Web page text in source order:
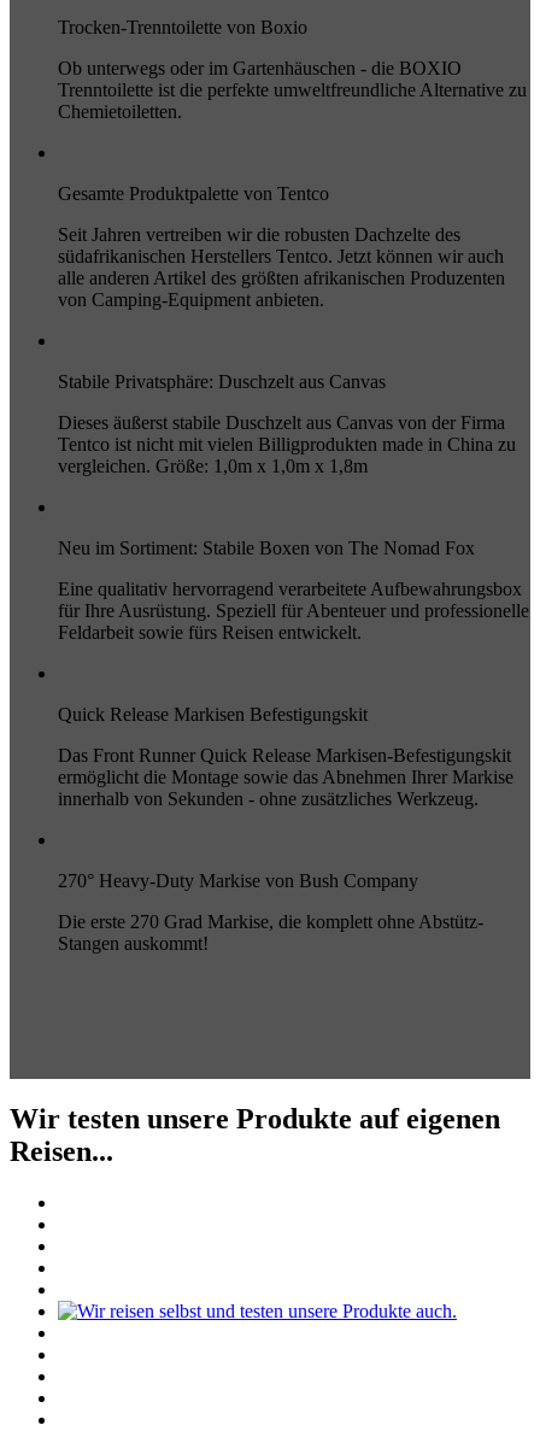
Trocken-Trenntoilette von Boxio
Ob unterwegs oder im Gartenhäuschen - die BOXIO
Trenntoilette ist die perfekte umweltfreundliche Alternative zu
Chemietoiletten.
Gesamte Produktpalette von Tentco
Seit Jahren vertreiben wir die robusten Dachzelte des
südafrikanischen Herstellers Tentco. Jetzt können wir auch
alle anderen Artikel des größten afrikanischen Produzenten
von Camping-Equipment anbieten.
Stabile Privatsphäre: Duschzelt aus Canvas
Dieses äußerst stabile Duschzelt aus Canvas von der Firma
Tentco ist nicht mit vielen Billigprodukten made in China zu
vergleichen. Größe: 1,0m x 1,0m x 1,8m
Neu im Sortiment: Stabile Boxen von The Nomad Fox
Eine qualitativ hervorragend verarbeitete Aufbewahrungsbox
für Ihre Ausrüstung. Speziell für Abenteuer und professionelle
Feldarbeit sowie fürs Reisen entwickelt.
Quick Release Markisen Befestigungskit
Das Front Runner Quick Release Markisen-Befestigungskit
ermöglicht die Montage sowie das Abnehmen Ihrer Markise
innerhalb von Sekunden - ohne zusätzliches Werkzeug.
270° Heavy-Duty Markise von Bush Company
Die erste 270 Grad Markise, die komplett ohne Abstütz-
Stangen auskommt!
Wir testen unsere Produkte auf eigenen
Reisen...